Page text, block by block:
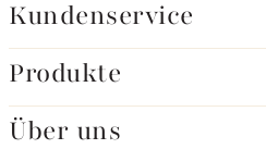
Kundenservice
Produkte
Über uns